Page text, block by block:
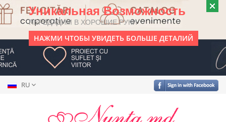
Уникальная Возможность
ПЕРЕДАДИМ В ХОРОШИЕ РУКИ
НАЖМИ ЧТОБЫ УВИДЕТЬ БОЛЬШЕ ДЕТАЛИЙ
RU